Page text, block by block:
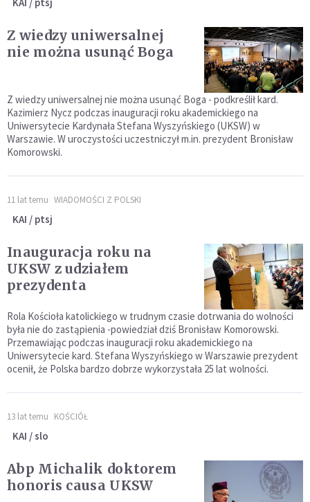
Z wiedzy uniwersalnej
nie można usunąć Boga
Z wiedzy uniwersalnej nie można usunąć Boga - podkreślił kard.
Kazimierz Nycz podczas inauguracji roku akademickiego na
Uniwersytecie Kardynała Stefana Wyszyńskiego (UKSW) w
Warszawie. W uroczystości uczestniczył m.in. prezydent Bronisław
Komorowski.
11 lat temu WIADOMOŚCI Z POLSKI
KAI / ptsj
Inauguracja roku na
UKSW z udziałem
prezydenta
Rola Kościoła katolickiego w trudnym czasie dotrwania do wolności
była nie do zastąpienia -powiedział dziś Bronisław Komorowski.
Przemawiając podczas inauguracji roku akademickiego na
Uniwersytecie kard. Stefana Wyszyńskiego w Warszawie prezydent
ocenił, że Polska bardzo dobrze wykorzystała 25 lat wolności.
13 lat temu KOŚCIÓŁ
KAI / slo
Abp Michalik doktorem
honoris causa UKSW